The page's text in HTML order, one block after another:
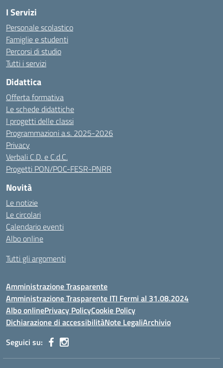
I Servizi
Personale scolastico
Famiglie e studenti
Percorsi di studio
Tutti i servizi
Didattica
Offerta formativa
Le schede didattiche
I progetti delle classi
Programmazioni a.s. 2025-2026
Privacy
Verbali C.D. e C.d.C.
Progetti PON/POC-FESR-PNRR
Novità
Le notizie
Le circolari
Calendario eventi
Albo online
Tutti gli argomenti
Amministrazione Trasparente
Amministrazione Trasparente ITI Fermi al 31.08.2024
Albo onlinePrivacy PolicyCookie Policy
Dichiarazione di accessibilitàNote LegaliArchivio
Seguici su: